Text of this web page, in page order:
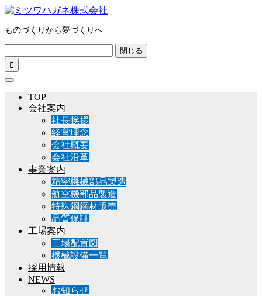
ものづくりから夢づくりへ
閉じる

TOP
会社案内
社長挨拶
経営理念
会社概要
会社沿革
事業案内
精密機械部品製造
航空機部品製造
特殊鋼鋼材販売
品質保証
工場案内
工場配置図
機械設備一覧
採用情報
NEWS
お知らせ